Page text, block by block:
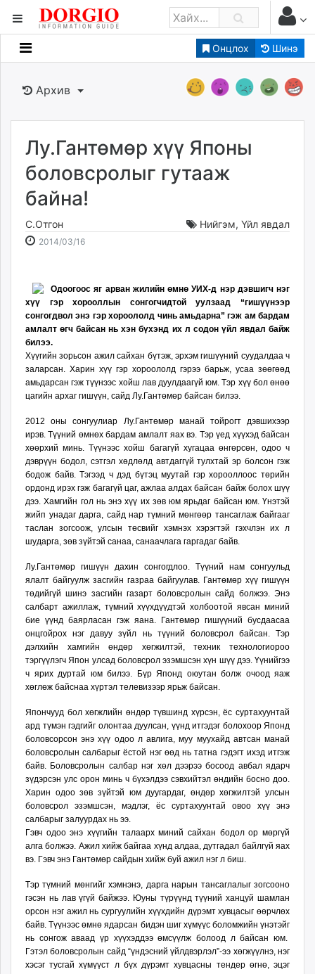
Онцлох Шинэ
Мэдээллийн
Банк санхүү
Бизнес ААН
Төрийн
Нийслэлийн
dorgio.mn
Gogo.mn
caak.mn
Baabar.mn
tovch.mn
ikon.mn
mnb.mn
Livetv.mn
Eguur.mn
24tsag.mn
eagle.mn
ergelt.mn
zarig.mn
today.mn
zuv.mn
mminfo.mn
ugluu.mn
unen.mn
asu.mn
shudarga.mn
shuurhai.mn
unuudur.mn
isee.mn
mglradio.com
itoim.mn
tumen.mn
shuum.mn
times.mn
tvmongolia.mn
mass.mn
unegui.mn
assa.mn
toim.mn
paparazzi.mn
Архив
Лу.Гантөмөр хүү Японы
боловсролыг гутааж
байна!
С.Отгон Нийгэм, Үйл явдал
2014/03/162014-
15:27:13
2026-
22:05:39
Одоогоос яг арван жилийн өмнө УИХ-д нэр дэвшигч нэг
хүү гэр хорооллын сонгогчидтой уулзаад “гишүүнээр
сонгогдвол энэ гэр хороололд чинь амьдарна” гэж ам бардам
амлалт өгч байсан нь хэн бүхэнд их л содон үйл явдал байж
билээ.
Хүүгийн зорьсон ажил сайхан бүтэж, эрхэм гишүүний суудалдаа ч
заларсан. Харин хүү гэр хороололд гэрээ барьж, усаа зөөгөөд
амьдарсан гэж түүнээс хойш лав дуулдаагүй юм. Тэр хүү бол өнөө
цагийн архаг гишүүн, сайд Лу.Гантөмөр байсан билээ.
2012 оны сонгуулиар Лу.Гантөмөр манай тойрогт дэвшихээр
ирэв. Түүний өмнөх бардам амлалт яах вэ. Тэр үед хүүхэд байсан
хөөрхий минь. Түүнээс хойш багагүй хугацаа өнгөрсөн, одоо ч
дэврүүн бодол, сэтгэл хөдлөлд автдаггүй тулхтай эр болсон гэж
бодож байв. Тэгээд ч дэд бүтэц муутай гэр хорооллоос төрийн
ордонд ирэх гэж багагүй цаг, ажлаа алдах байсан байж болох шүү
дээ. Хамгийн гол нь энэ хүү их зөв юм ярьдаг байсан юм. Үнэтэй
жийп унадаг дарга, сайд нар түмний мөнгөөр тансаглаж байгааг
таслан зогсоож, улсын төсвийг хэмнэх хэрэгтэй гэхчлэн их л
шударга, зөв зүйтэй санаа, санаачлага гаргадаг байв.
Лу.Гантөмөр гишүүн дахин сонгогдлоо. Түүний нам сонгуульд
ялалт байгуулж засгийн газраа байгуулав. Гантөмөр хүү гишүүн
төдийгүй шинэ засгийн газарт боловсролын сайд болжээ. Энэ
салбарт ажиллаж, түмний хүүхдүүдтэй холбоотой явсан миний
бие үүнд баярласан гэж яана. Гантөмөр гишүүний бусдаасаа
онцгойрох нэг давуу зүйл нь түүний боловсрол байсан. Тэр
дэлхийн хамгийн өндөр хөгжилтэй, техник технологиороо
тэргүүлэгч Япон улсад боловсрол эзэмшсэн хүн шүү дээ. Үүнийгээ
ч ярих дуртай юм билээ. Бүр Японд оюутан болж очоод яаж
хөглөж байснаа хүртэл телевизээр ярьж байсан.
Япончууд бол хөгжлийн өндөр түвшинд хүрсэн, ёс суртахуунтай
ард түмэн гэдгийг олонтаа дуулсан, үүнд итгэдэг болохоор Японд
боловсорсон энэ хүү одоо л авлига, муу муухайд автсан манай
боловсролын салбарыг ёстой нэг өөд нь татна гэдэгт ихэд итгэж
байв. Боловсролын салбар нэг хөл дээрээ босоод авбал ядарч
зүдэрсэн улс орон минь ч бүхэлдээ сэвхийтэл өндийн босно доо.
Харин одоо зөв зүйтэй юм дуугардаг, өндөр хөгжилтэй улсын
боловсрол эзэмшсэн, мэдлэг, ёс суртахуунтай овоо хүү энэ
салбарыг залуурдах нь ээ.
Гэвч одоо энэ хүүгийн талаарх миний сайхан бодол ор мөргүй
алга болжээ. Ажил хийж байгаа хүнд алдаа, дутгадал байлгүй яах
вэ. Гэвч энэ Гантөмөр сайдын хийж буй ажил нэг л биш.
Тэр түмний мөнгийг хэмнэнэ, дарга нарын тансаглалыг зогсооно
гэсэн нь лав үгүй байжээ. Юуны түрүүнд түүний ханцуй шамлан
орсон нэг ажил нь сургуулийн хүүхдийн дүрэмт хувцасыг өөрчлөх
байв. Түүнээс өмнө ядарсан бидэн шиг хүмүүс боломжийн үнэтэйг
нь сонгож аваад үр хүүхэддээ өмсүүлж болоод л байсан юм.
Гэтэл боловсролын сайд “үндэсний үйлдвэрлэл”-ээ хөгжүүлнэ, нэг
хэсэг тусгай хүмүүст л бүх дүрэмт хувцасны тендер өгнө, эцэг